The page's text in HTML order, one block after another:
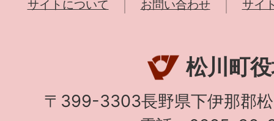
サイトについて お問い合わせ サイ
松川町
〒399-3303長野県下伊那郡